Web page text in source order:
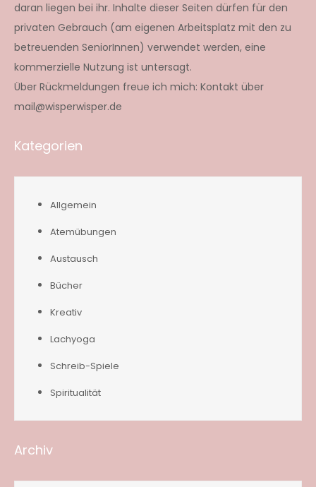
daran liegen bei ihr. Inhalte dieser Seiten dürfen für den
privaten Gebrauch (am eigenen Arbeitsplatz mit den zu
betreuenden SeniorInnen) verwendet werden, eine
kommerzielle Nutzung ist untersagt.
Über Rückmeldungen freue ich mich: Kontakt über
mail@wisperwisper.de
Kategorien
Allgemein
Atemübungen
Austausch
Bücher
Kreativ
Lachyoga
Schreib-Spiele
Spiritualität
Archiv